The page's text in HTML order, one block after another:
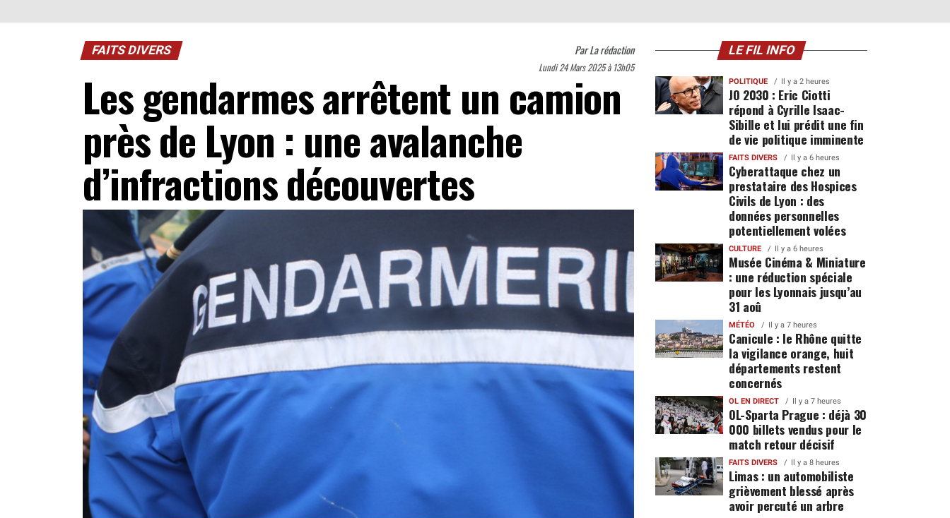
FAITS DIVERS ParLa rédaction
Lundi 24 Mars 2025 à 13h05
Les gendarmes arrêtent un camion
près de Lyon : une avalanche
d’infractions découvertes
LE FIL INFO
POLITIQUE Il y a 2 heures
JO 2030 : Eric Ciotti
répond à Cyrille Isaac-
Sibille et lui prédit une fin
de vie politique imminente
FAITS DIVERS Il y a 6 heures
Cyberattaque chez un
prestataire des Hospices
Civils de Lyon : des
données personnelles
potentiellement volées
CULTURE Il y a 6 heures
Musée Cinéma & Miniature
: une réduction spéciale
pour les Lyonnais jusqu’au
31 aoû
MÉTÉO Il y a 7 heures
Canicule : le Rhône quitte
la vigilance orange, huit
départements restent
concernés
OL EN DIRECT Il y a 7 heures
OL-Sparta Prague : déjà 30
000 billets vendus pour le
match retour décisif
FAITS DIVERS Il y a 8 heures
Limas : un automobiliste
grièvement blessé après
avoir percuté un arbre